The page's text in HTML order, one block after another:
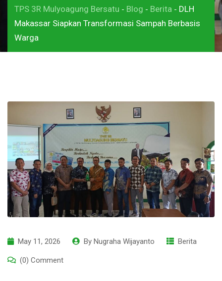
TPS 3R Mulyoagung Bersatu - Blog - Berita - DLH
Makassar Siapkan Transformasi Sampah Berbasis
Warga
May 11, 2026 By Nugraha Wijayanto Berita
(0) Comment